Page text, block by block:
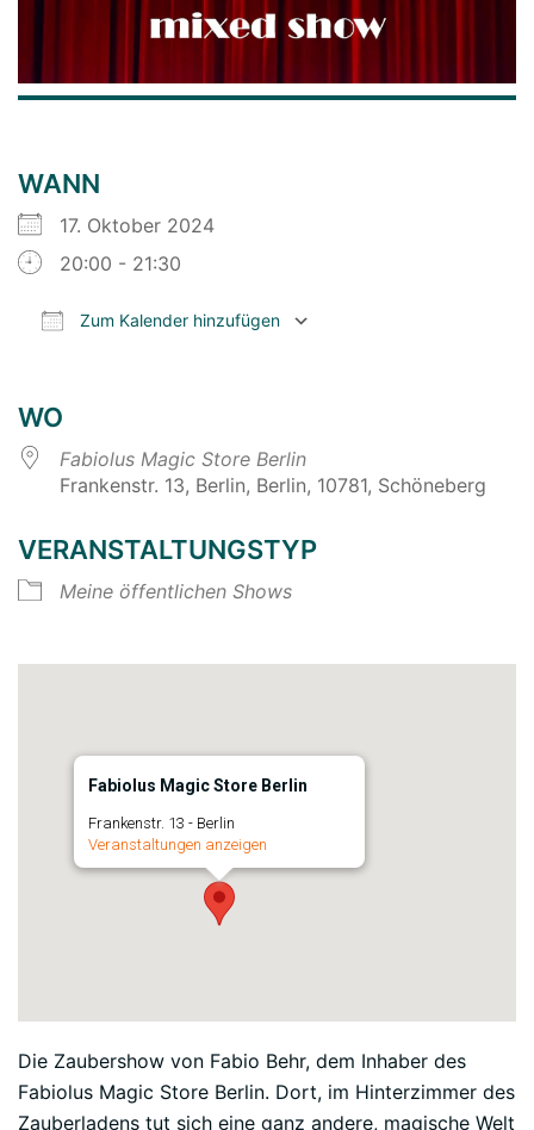
WANN
17. Oktober 2024
20:00 - 21:30
Zum Kalender hinzufügen
WO
Fabiolus Magic Store Berlin
Frankenstr. 13, Berlin, Berlin, 10781, Schöneberg
VERANSTALTUNGSTYP
Meine öffentlichen Shows
Fabiolus Magic Store Berlin
Frankenstr. 13 - Berlin
Veranstaltungen anzeigen
Die Zaubershow von Fabio Behr, dem Inhaber des
Fabiolus Magic Store Berlin. Dort, im Hinterzimmer des
Zauberladens tut sich eine ganz andere, magische Welt